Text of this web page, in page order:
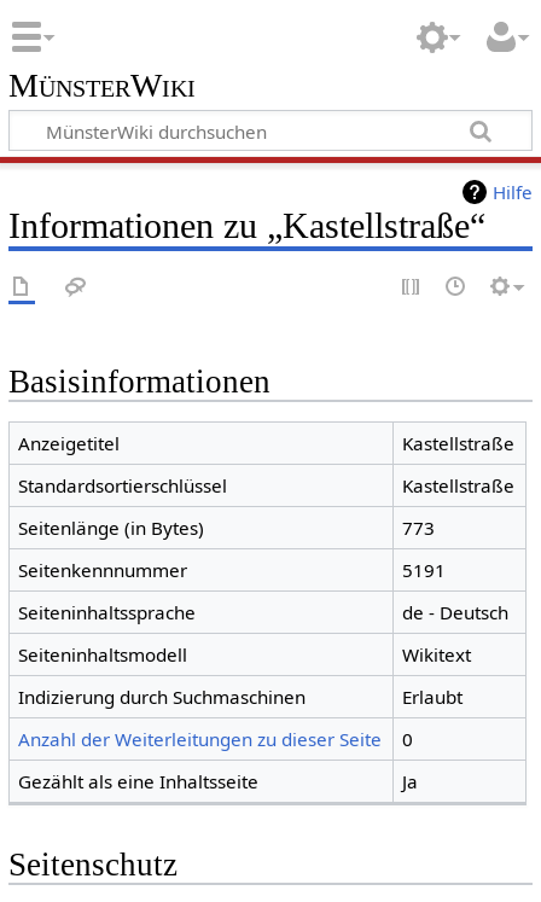
MünsterWiki
Hilfe
Informationen zu „Kastellstraße“
Basisinformationen
Anzeigetitel
Kastellstraße
Standardsortierschlüssel
Kastellstraße
Seitenlänge (in Bytes)
773
Seitenkennnummer
5191
Seiteninhaltssprache
de - Deutsch
Seiteninhaltsmodell
Wikitext
Indizierung durch Suchmaschinen
Erlaubt
Anzahl der Weiterleitungen zu dieser Seite
0
Gezählt als eine Inhaltsseite
Ja
Seitenschutz